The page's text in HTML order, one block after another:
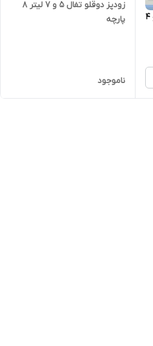
زودپز دوقلوی یونیک 6 لیتری و 4
زودپز دوقلو تفال ۵ و ۷ لیتر ۸
پارچه
ناموجود